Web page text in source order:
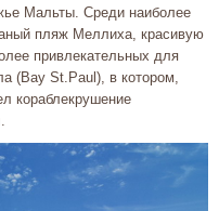
Мальты. Среди наиболее
пляж Меллиха, красивую
привлекательных для
(Bay St.Paul), в котором,
кораблекрушение